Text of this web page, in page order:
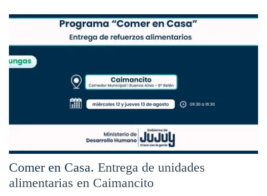
Comer en Casa. Entrega de unidades
alimentarias en Caimancito